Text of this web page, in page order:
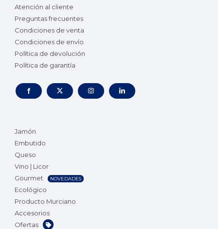
Atención al cliente
Preguntas frecuentes
Condiciones de venta
Condiciones de envío
Política de devolución
Política de garantía
Jamón
Embutido
Queso
Vino | Licor
Gourmet
NOVEDADES
Ecológico
Producto Murciano
Accesorios
Ofertas